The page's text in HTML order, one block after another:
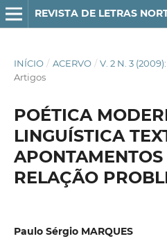
REVISTA DE LETRAS
INÍCIO / ACERVO / V. 2 N. 3
Artigos
POÉTICA
LINGUÍSTICA
RELAÇÃO
Paulo Sérgio MARQUES